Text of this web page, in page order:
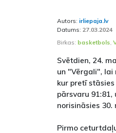
Autors: irliepaja.lv
Datums: 27.03.2024
Birkas: basketbols,
Svētdien, 24.
un "Vērgali", lai
kur pretī
pārsvaru
norisināsies
Pirmo